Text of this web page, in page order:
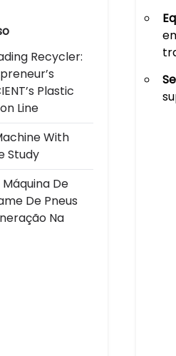
Recycler:
Plastic
Line
With
Study
De
De Pneus
Na